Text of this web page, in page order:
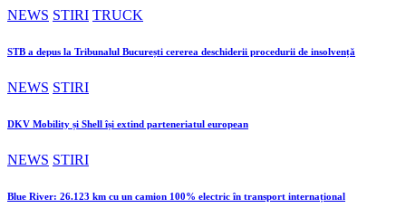
NEWS STIRI TRUCK
STB a depus la Tribunalul București cererea deschiderii procedurii de insolvență
NEWS STIRI
DKV Mobility și Shell își extind parteneriatul european
NEWS STIRI
Blue River: 26.123 km cu un camion 100% electric în transport internațional